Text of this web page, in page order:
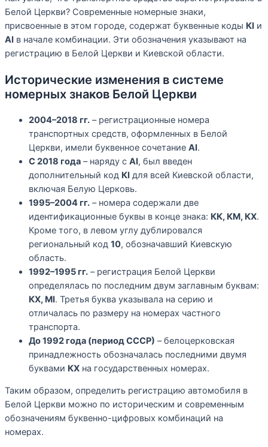
Белой Церкви? Современные номерные знаки,
присвоенные в этом городе, содержат буквенные коды КІ и
АІ в начале комбинации. Эти обозначения указывают на
регистрацию в Белой Церкви и Киевской области.
Исторические изменения в системе
номерных знаков Белой Церкви
2004–2018 гг. – регистрационные номера
транспортных средств, оформленных в Белой
Церкви, имели буквенное сочетание АІ.
С 2018 года – наряду с АІ, был введен
дополнительный код КІ для всей Киевской области,
включая Белую Церковь.
1995–2004 гг. – номера содержали две
идентификационные буквы в конце знака: КК, КМ, КХ.
Кроме того, в левом углу дублировался
региональный код 10, обозначавший Киевскую
область.
1992–1995 гг. – регистрация Белой Церкви
определялась по последним двум заглавным буквам:
КХ, МІ. Третья буква указывала на серию и
отличалась по размеру на номерах частного
транспорта.
До 1992 года (период СССР) – белоцерковская
принадлежность обозначалась последними двумя
буквами КХ на государственных номерах.
Таким образом, определить регистрацию автомобиля в
Белой Церкви можно по историческим и современным
обозначениям буквенно-цифровых комбинаций на
номерах.